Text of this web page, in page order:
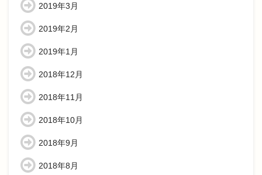
2019年3月
2019年2月
2019年1月
2018年12月
2018年11月
2018年10月
2018年9月
2018年8月